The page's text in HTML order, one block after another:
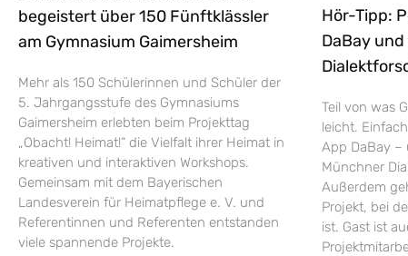
begeistert über 150 Fünftklässler
am Gymnasium Gaimersheim
Mehr als 150 Schülerinnen und Schüler der
5. Jahrgangsstufe des Gymnasiums
Gaimersheim erlebten beim Projekttag
„Obacht! Heimat!“ die Vielfalt ihrer Heimat in
kreativen und interaktiven Workshops.
Gemeinsam mit dem Bayerischen
Landesverein für Heimatpflege e. V. und
Referentinnen und Referenten entstanden
viele spannende Projekte.
Hör-Tipp:
DaBay
Teil von was
leicht.
App DaBay –
Münchner
Außerdem
Projekt, bei
ist. Gast ist